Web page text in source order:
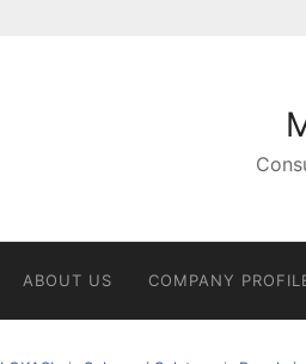
ABOUT US COMPANY